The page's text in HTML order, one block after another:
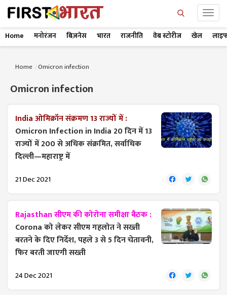
Home मनोरंजन बिज़नेस भारत राजनीति वेब स्टोरीज खेल
Home Omicron infection
Omicron infection
India ओमिक्रॉन संक्रमण 13 राज्यों में :
Omicron Infection in India 20 दिन में 13
राज्यों में 200 से अधिक संक्रमित, सर्वाधिक
दिल्ली—महाराष्ट्र में
21 Dec 2021
Rajasthan सीएम की कोरोना समीक्षा बैठक :
Corona को लेकर सीएम गहलोत ने सख्ती
बरतने के दिए निर्देश, पहले 3 से 5 दिन चेतावनी,
फिर बरती जाएगी सख्ती
24 Dec 2021